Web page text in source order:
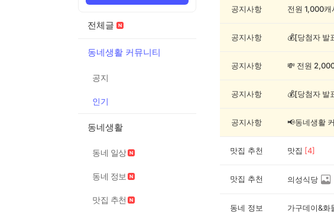
전체글
동네생활 커뮤니티
공지
인기
동네생활
동네 일상
동네 정보
맛집 추천
공지사항
공지사항
공지사항
공지사항
공지사항 📢동네생활
맛집 추천 맛집 [4]
맛집 추천 의성식당
동네 정보 가구데이&화